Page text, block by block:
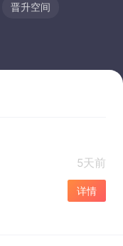
晋升空间
5天前
详情